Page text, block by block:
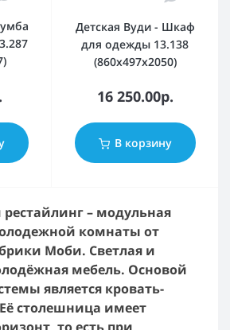
Детская Вуди - Шкаф
для одежды 13.138
(860х497х2050)
16 250.00р.
В корзину
рестайлинг – модульная
комнаты от
Моби. Светлая и
мебель. Основой
является кровать-
столешница имеет